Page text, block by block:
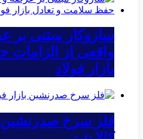
سازوکار مبتنی بر
واقعی از
بازار فولاد
فلز سرخ صدرنشین